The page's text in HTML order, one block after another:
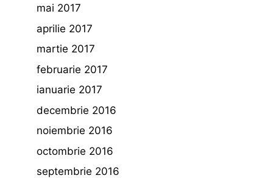
mai 2017
aprilie 2017
martie 2017
februarie 2017
ianuarie 2017
decembrie 2016
noiembrie 2016
octombrie 2016
septembrie 2016